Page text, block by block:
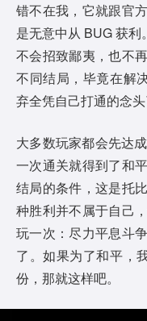
错不在我，它就跟官
是无意中从 BUG 获
不会招致鄙夷，也不
不同结局，毕竟在解
弃全凭自己打通的念头
大多数玩家都会先达
一次通关就得到了和
结局的条件，这是托
种胜利并不属于自己
玩一次：尽力平息斗
了。如果为了和平，
份，那就这样吧。